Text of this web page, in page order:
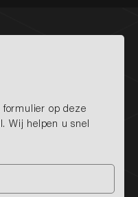
formulier op deze
Wij helpen u snel